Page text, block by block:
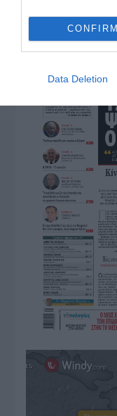
CONFIRM
Data Deletion